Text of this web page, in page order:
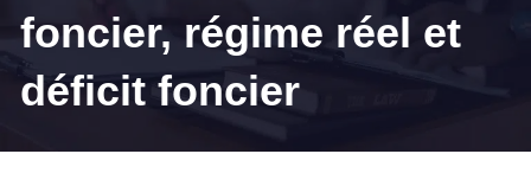
foncier, régime réel et
déficit foncier